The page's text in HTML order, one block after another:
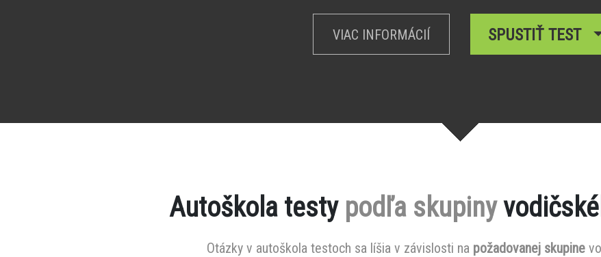
VIAC INFORMÁCIÍ SPUSTIŤ TEST
Autoškola testy podľa skupiny
Otázky v autoškola testoch sa líšia v závislosti na požadovanej skupine